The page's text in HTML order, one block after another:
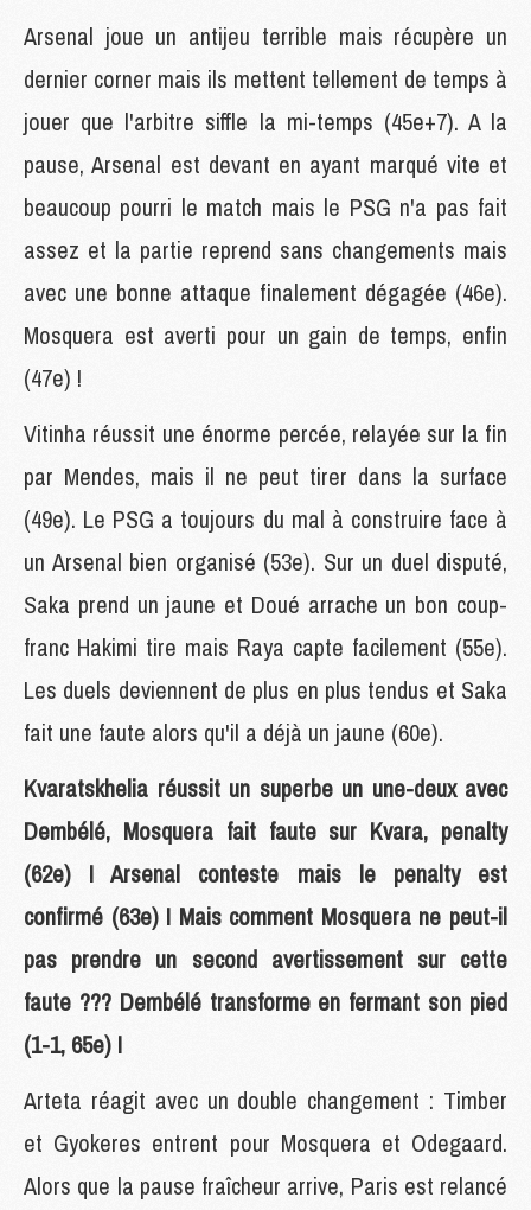
Arsenal joue un antijeu terrible mais récupère un
dernier corner mais ils mettent tellement de temps à
jouer que l'arbitre siffle la mi-temps (45e+7). A la
pause, Arsenal est devant en ayant marqué vite et
beaucoup pourri le match mais le PSG n'a pas fait
assez et la partie reprend sans changements mais
avec une bonne attaque finalement dégagée (46e).
Mosquera est averti pour un gain de temps, enfin
(47e) !
Vitinha réussit une énorme percée, relayée sur la fin
par Mendes, mais il ne peut tirer dans la surface
(49e). Le PSG a toujours du mal à construire face à
un Arsenal bien organisé (53e). Sur un duel disputé,
Saka prend un jaune et Doué arrache un bon coup-
franc Hakimi tire mais Raya capte facilement (55e).
Les duels deviennent de plus en plus tendus et Saka
fait une faute alors qu'il a déjà un jaune (60e).
Kvaratskhelia réussit un superbe un une-deux avec
Dembélé, Mosquera fait faute sur Kvara, penalty
(62e) ! Arsenal conteste mais le penalty est
confirmé (63e) ! Mais comment Mosquera ne peut-il
pas prendre un second avertissement sur cette
faute ??? Dembélé transforme en fermant son pied
(1-1, 65e) !
Arteta réagit avec un double changement : Timber
et Gyokeres entrent pour Mosquera et Odegaard.
Alors que la pause fraîcheur arrive, Paris est relancé